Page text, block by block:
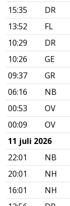
15:35
DR
13:52
FL
10:29
DR
10:26
GE
09:37
GR
06:16
NB
00:53
OV
00:09
OV
11 juli 2026
22:01
NB
20:01
NH
16:01
NH